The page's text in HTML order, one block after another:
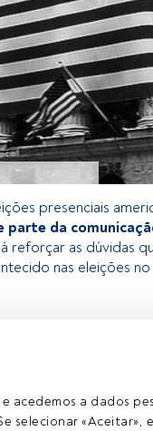
acedemos a dados
selecionar «Aceitar»,
presenciais
da
reforçar as dúvidas
nas eleições
utilizadores
de todo o